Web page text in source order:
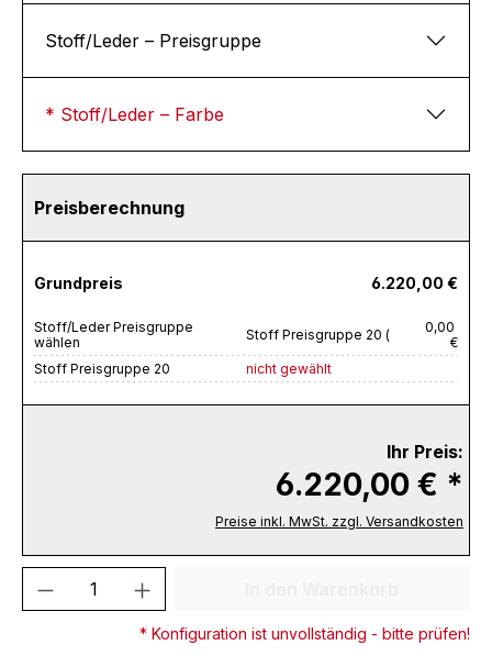
Stoff/Leder – Preisgruppe
* Stoff/Leder – Farbe
Preisberechnung
Grundpreis 6.220,00 €
Stoff/Leder Preisgruppe
wählen
Stoff Preisgruppe 20 (
0,00
€
Stoff Preisgruppe 20
nicht gewählt
Ihr Preis:
6.220,00 € *
Preise inkl. MwSt. zzgl. Versandkosten
Produkt Anzahl: Gib den
* Konfiguration ist unvollständig - bitte prüfen!